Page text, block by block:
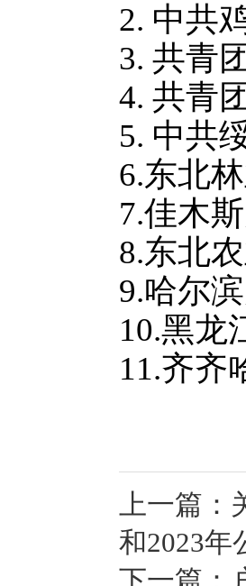
2. 中共
3. 共青
4. 共青
5. 中共
6.东北
7.佳木
8.东北
9.哈尔
10.黑龙
11.齐齐
上一篇：
和2023年